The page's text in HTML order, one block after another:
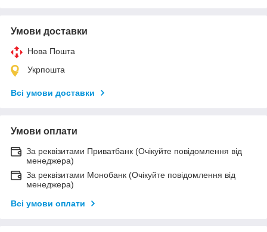
Умови доставки
Нова Пошта
Укрпошта
Всі умови доставки
Умови оплати
За реквізитами Приватбанк (Очікуйте повідомлення від
менеджера)
За реквізитами Монобанк (Очікуйте повідомлення від
менеджера)
Всі умови оплати